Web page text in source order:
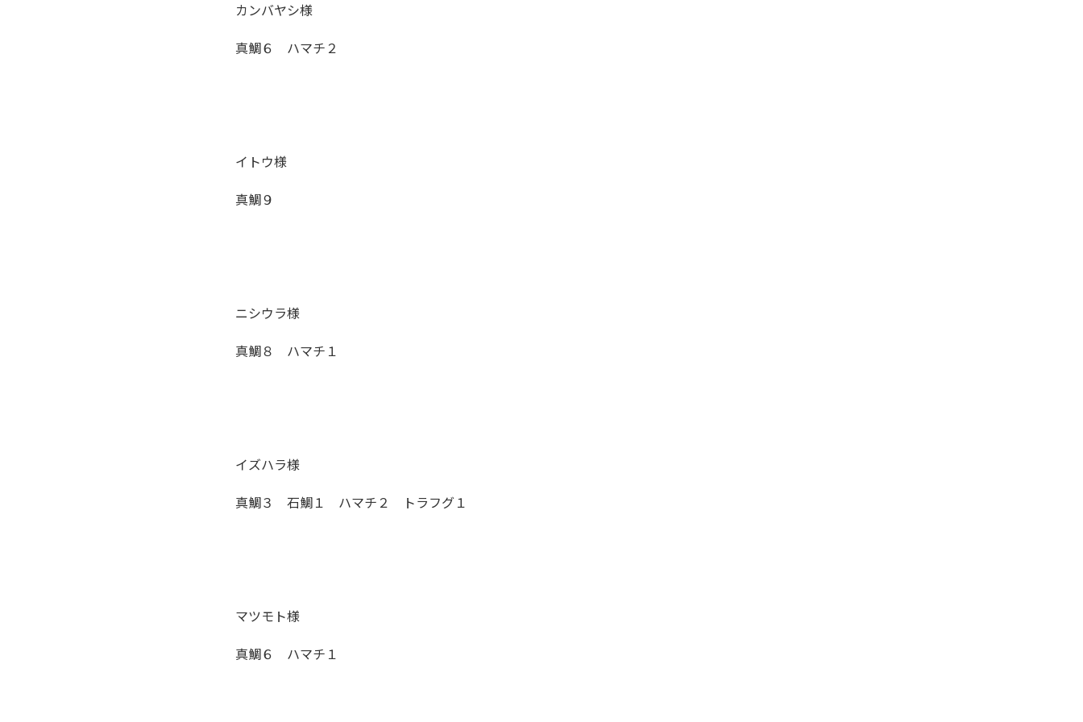
カンバヤシ様
真鯛６ ハマチ２
イトウ様
真鯛９
ニシウラ様
真鯛８ ハマチ１
イズハラ様
真鯛３ 石鯛１ ハマチ２ トラフグ１
マツモト様
真鯛６ ハマチ１